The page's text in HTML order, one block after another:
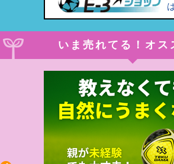
いま売れてる！オス